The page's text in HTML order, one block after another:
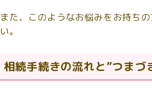
また、このようなお悩みをお持ち
い。
相続手続きの流れと”つまづ